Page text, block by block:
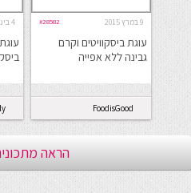
9 במרץ 2015 #28582
עוגת ביסקוויטים וקרם
גבינה ללא אפייה
FoodisGood
4 בינואר 2015
הראה